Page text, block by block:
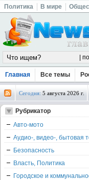
Политика В мире
Главная Все темы
Сегодня: 5 августа 2026 г.
Рубрикатор
Авто-мото
Аудио-, видео-, бытовая
Безопасность
Власть, Политика
Городское и